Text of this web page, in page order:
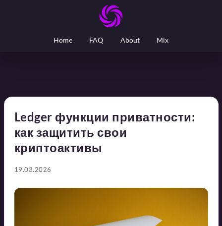
Home FAQ About Mix
Ledger функции приватности:
как защитить свои
криптоактивы
19.03.2026